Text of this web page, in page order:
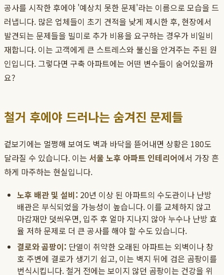
공사를 시작한 후에야 '예상치 못한 문제'라는 이름으로 모습을 드
러냅니다. 많은 업체들이 초기 견적을 낮게 제시한 후, 현장에서
발견되는 문제들을 빌미로 추가 비용을 요구하는 경우가 비일비
재합니다. 이는 고객에게 큰 스트레스와 불신을 안겨주는 주된 원
인입니다. 그렇다면 구축 아파트에는 어떤 변수들이 숨어있을까
요?
철거 후에야 드러나는 숨겨진 문제들
겉보기에는 멀쩡해 보여도 벽과 바닥을 뜯어내면 상황은 180도
달라질 수 있습니다. 이는 서울 노후 아파트 인테리어에서 가장 흔
하게 마주하는 현실입니다.
노후 배관 및 설비: 20년 이상 된 아파트의 수도관이나 난방
배관은 부식되었을 가능성이 높습니다. 이를 교체하지 않고
마감재만 덧씌우면, 입주 후 얼마 지나지 않아 누수나 난방 효
율 저하 문제로 더 큰 공사를 해야 할 수도 있습니다.
결로와 곰팡이: 단열이 취약한 오래된 아파트는 외벽이나 창
호 주변에 결로가 생기기 쉽고, 이는 벽지 뒤에 검은 곰팡이를
번식시킵니다. 철거 전에는 보이지 않던 곰팡이는 건강을 위